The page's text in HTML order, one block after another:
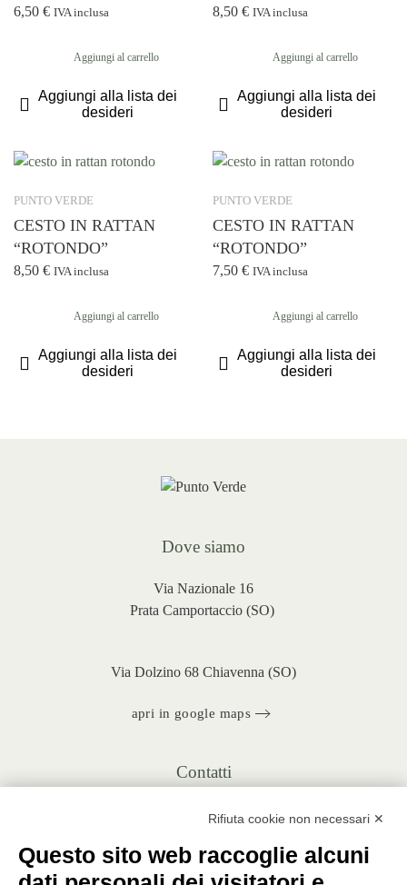
6,50 € IVA inclusa
Aggiungi al carrello
Aggiungi alla lista dei
desideri
8,50 € IVA inclusa
Aggiungi al carrello
Aggiungi alla lista dei
desideri
PUNTO VERDE
CESTO IN RATTAN
“ROTONDO”
8,50 € IVA inclusa
Aggiungi al carrello
Aggiungi alla lista dei
desideri
PUNTO VERDE
CESTO IN RATTAN
“ROTONDO”
7,50 € IVA inclusa
Aggiungi al carrello
Aggiungi alla lista dei
desideri
Dove siamo
Via Nazionale 16
Prata Camportaccio (SO)
Via Dolzino 68 Chiavenna (SO)
apri in google maps
Contatti
+39 0343 20430
INFO@PUNTOVERDEPRATA.IT
ORDINI@PUNTOVERDEPRATA.IT
Rifiuta cookie non necessari ✕
Questo sito web raccoglie alcuni